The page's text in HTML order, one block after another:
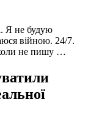
Я не будую
війною. 24/7.
не пишу …